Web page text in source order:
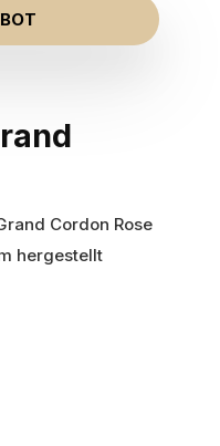
Cordon Rose
hergestellt